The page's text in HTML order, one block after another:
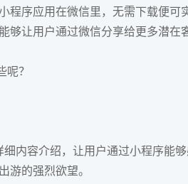
程序应用在微信里，无需下载便
让用户通过微信分享给更多潜在
？
内容介绍，让用户通过小程序能
游的强烈欲望。